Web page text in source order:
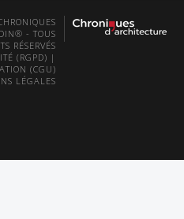
- TOUS
RÉSERVÉS
(RGPD) |
(CGU)
LÉGALES